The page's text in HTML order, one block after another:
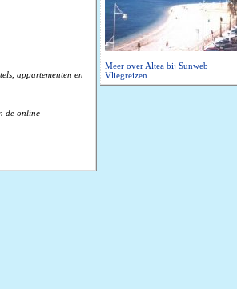
appartementen en
de online
Meer over Altea bij Sunweb
Vliegreizen...